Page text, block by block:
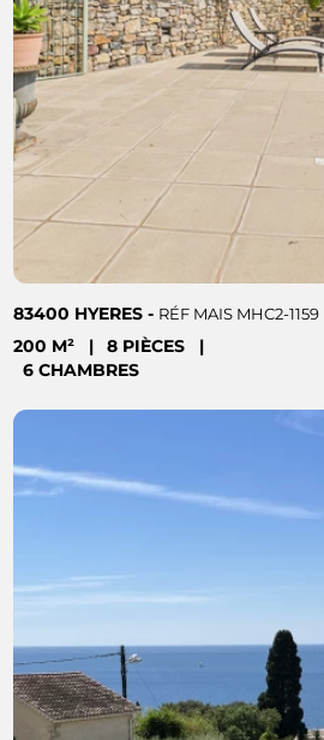
83400 HYERES - RÉF MAIS MHC2-1159
200 M² | 8 PIÈCES
|
6 CHAMBRES